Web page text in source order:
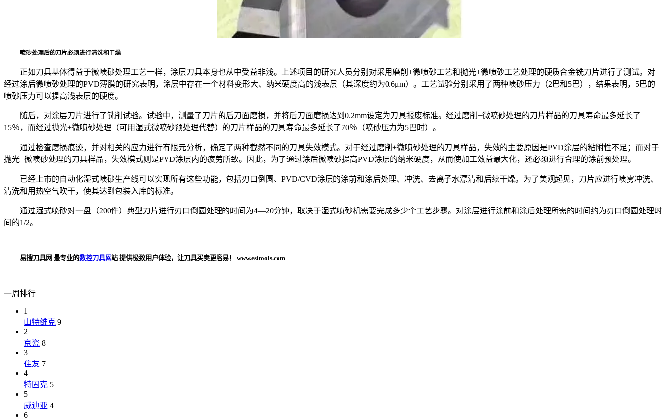
喷砂处理后的刀片必须进行清洗和干燥
正如刀具基体得益于微喷砂处理工艺一样，涂层刀具本身也从中受益非浅。上述项目的研究人员分别对采用磨削+微喷砂工艺和抛光+微喷砂工艺处理的硬质合金铣刀片进行了测试。对
经过涂后微喷砂处理的PVD薄膜的研究表明，涂层中存在一个材料变形大、纳米硬度高的浅表层（其深度约为0.6μm）。工艺试验分别采用了两种喷砂压力（2巴和5巴），结果表明，5巴的
喷砂压力可以提高浅表层的硬度。
随后，对涂层刀片进行了铣削试验。试验中，测量了刀片的后刀面磨损，并将后刀面磨损达到0.2mm设定为刀具报废标准。经过磨削+微喷砂处理的刀片样品的刀具寿命最多延长了
15％，而经过抛光+微喷砂处理（可用湿式微喷砂预处理代替）的刀片样品的刀具寿命最多延长了70％（喷砂压力为5巴时）。
通过检查磨损痕迹，并对相关的应力进行有限元分析，确定了两种截然不同的刀具失效模式。对于经过磨削+微喷砂处理的刀具样品，失效的主要原因是PVD涂层的粘附性不足；而对于
抛光+微喷砂处理的刀具样品，失效模式则是PVD涂层内的疲劳所致。因此，为了通过涂后微喷砂提高PVD涂层的纳米硬度，从而使加工效益最大化，还必须进行合理的涂前预处理。
已经上市的自动化湿式喷砂生产线可以实现所有这些功能，包括刃口倒圆、PVD/CVD涂层的涂前和涂后处理、冲洗、去离子水漂清和后续干燥。为了美观起见，刀片应进行喷雾冲洗、
清洗和用热空气吹干，使其达到包装入库的标准。
通过湿式喷砂对一盘（200件）典型刀片进行刃口倒圆处理的时间为4—20分钟，取决于湿式喷砂机需要完成多少个工艺步骤。对涂层进行涂前和涂后处理所需的时间约为刃口倒圆处理时
间的1/2。
易搜刀具网 最专业的数控刀具网站 提供极致用户体验，让刀具买卖更容易！ www.esitools.com
一周排行
1
山特维克 9
2
京瓷 8
3
住友 7
4
特固克 5
5
威迪亚 4
6